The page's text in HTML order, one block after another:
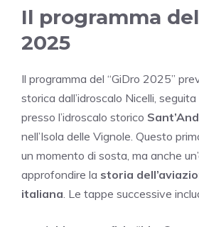
Il programma
2025
Il programma del “GiDro 2025”
storica dall’idroscalo Nicelli,
presso l’idroscalo storico
nell’Isola delle Vignole. Questo
un momento di sosta, ma anche
approfondire la storia
italiana . Le tappe successive